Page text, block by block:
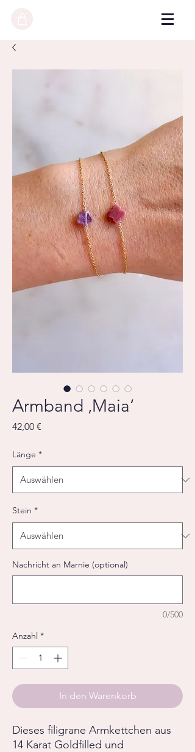
Armband ‚Maia‘
42,00 €
Länge *
Stein *
Nachricht an Marnie (optional)
0/500
Anzahl *
In den Warenkorb
Dieses filigrane Armkettchen aus
14 Karat Goldfilled und